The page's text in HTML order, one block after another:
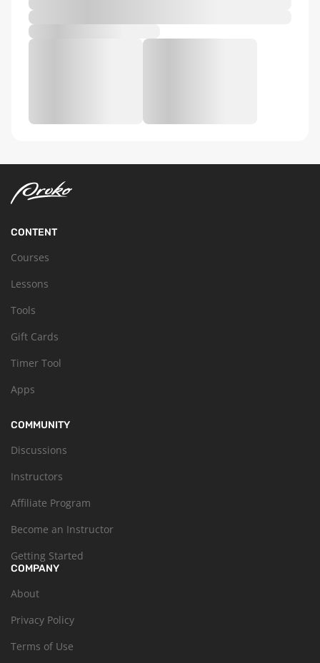
CONTENT
Courses
Lessons
Tools
Gift Cards
Timer Tool
Apps
COMMUNITY
Discussions
Instructors
Affiliate Program
Become an Instructor
Getting Started
COMPANY
About
Privacy Policy
Terms of Use